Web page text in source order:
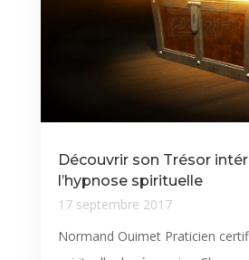
Découvrir son Trésor
l’hypnose spirituelle
17 septembre 2017
Normand Ouimet Praticien